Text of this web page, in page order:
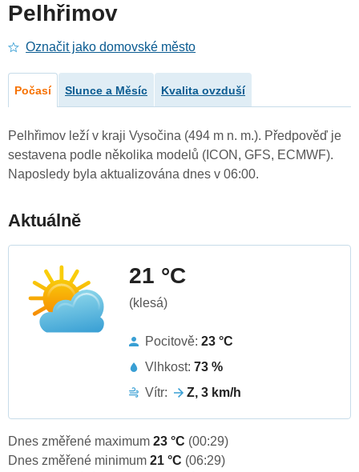
Pelhřimov
Označit jako domovské město
Počasí Slunce a Měsíc Kvalita ovzduší
Pelhřimov leží v kraji Vysočina (494 m n. m.). Předpověď je
sestavena podle několika modelů (ICON, GFS, ECMWF).
Naposledy byla aktualizována dnes v 06:00.
Aktuálně
21 °C
(klesá)
Pocitově: 23 °C
Vlhkost: 73 %
Vítr:
Z, 3 km/h
Dnes změřené maximum 23 °C (00:29)
Dnes změřené minimum 21 °C (06:29)